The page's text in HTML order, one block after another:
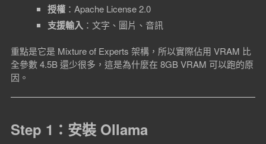
授權：Apache License 2.0
支援輸入 ：文字、圖片、音訊
重點是它是 Mixture of Experts 架構，所以實際佔用 VRAM 比
全參數 4.5B 還少很多，這是為什麼在 8GB VRAM 可以跑的原
因。
Step 1：安裝 Ollama